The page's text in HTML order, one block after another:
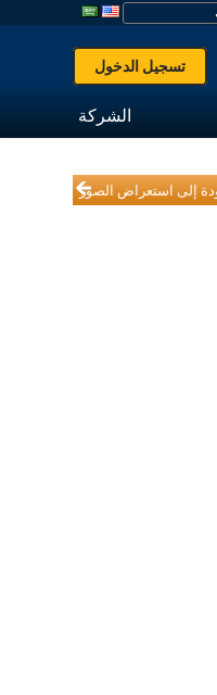
تسجيل الدخول
الشركة
إلى استعراض الصور